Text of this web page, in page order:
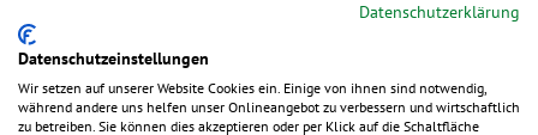
Die wiederverschliessbare Versandtasche aus dem
nachwachsenden Rohstoff Gras ist dank der Aufreisshilfe
schnell und einfach zu öffnen. Dank doppeltem
Selbstklebeverschluss eignet sich die praktische
Datenschutzerklärung
Datenschutzeinstellungen
Wir setzen auf unserer Website Cookies ein. Einige von ihnen sind notwendig,
während andere uns helfen unser Onlineangebot zu verbessern und wirtschaftlich
zu betreiben. Sie können dies akzeptieren oder per Klick auf die Schaltfläche